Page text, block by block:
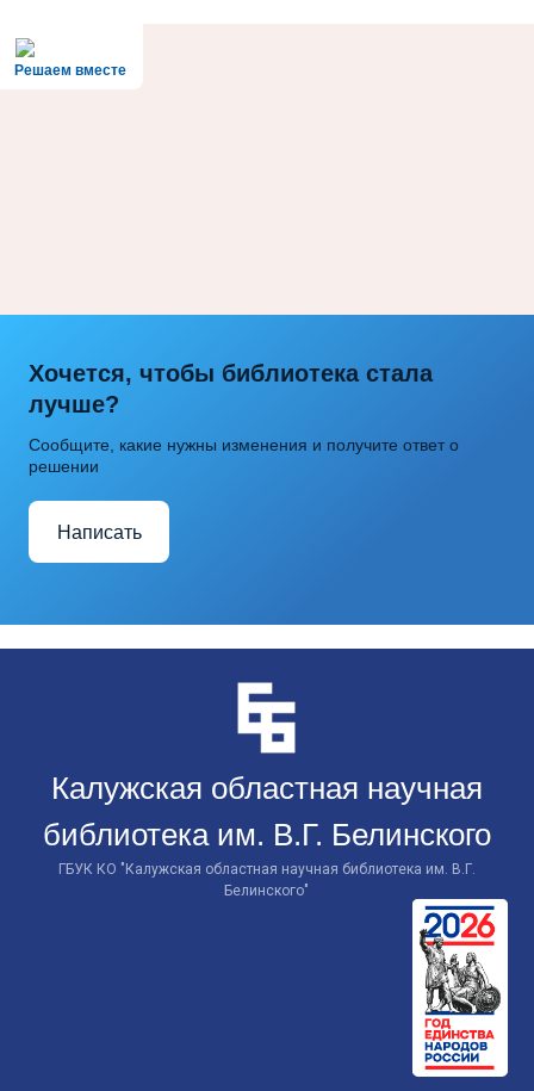
Решаем вместе
Хочется, чтобы библиотека стала
лучше?
Сообщите, какие нужны изменения и получите ответ о
решении
Написать
Калужская областная научная
библиотека им. В.Г. Белинского
ГБУК КО "Калужская областная научная библиотека им. В.Г.
Белинского"